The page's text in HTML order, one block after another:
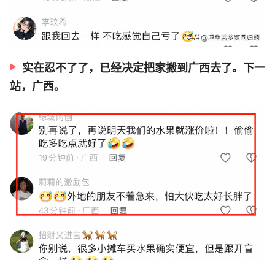
实在忍不了了，已经决定把家搬到广西去了。下一
站，广西。